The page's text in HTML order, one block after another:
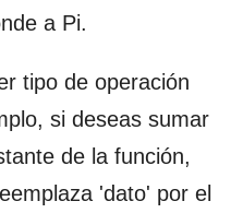
a Pi.
tipo de operación
si deseas sumar
de la función,
'dato' por el